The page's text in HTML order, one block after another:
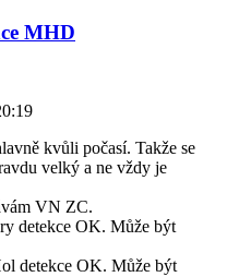
MHD
kvůli počasí. Takže se
velký a ne vždy je
VN ZC.
detekce OK. Může být
detekce OK. Může být